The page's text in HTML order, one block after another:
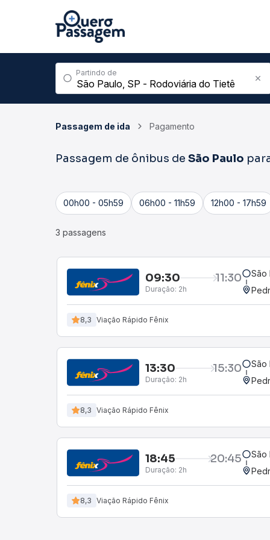
Partindo de
Passagem de ida Pagamento
Passagem de ônibus de São Paulo
00h00 - 05h59 06h00 - 11h59 12h00 - 17h59
3 passagens
09:30 11:30
Duração: 2h
São
8,3 Viação Rápido Fênix
13:30 15:30
Duração: 2h
São
8,3 Viação Rápido Fênix
18:45 20:45
Duração: 2h
São
8,3 Viação Rápido Fênix